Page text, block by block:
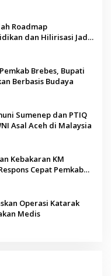
Roadmap
dan Hilirisasi Jadi
Brebes, Bupati
Berbasis Budaya
Sumenep dan PTIQ
Asal Aceh di Malaysia
Kebakaran KM
Cepat Pemkab
Operasi Katarak
Medis